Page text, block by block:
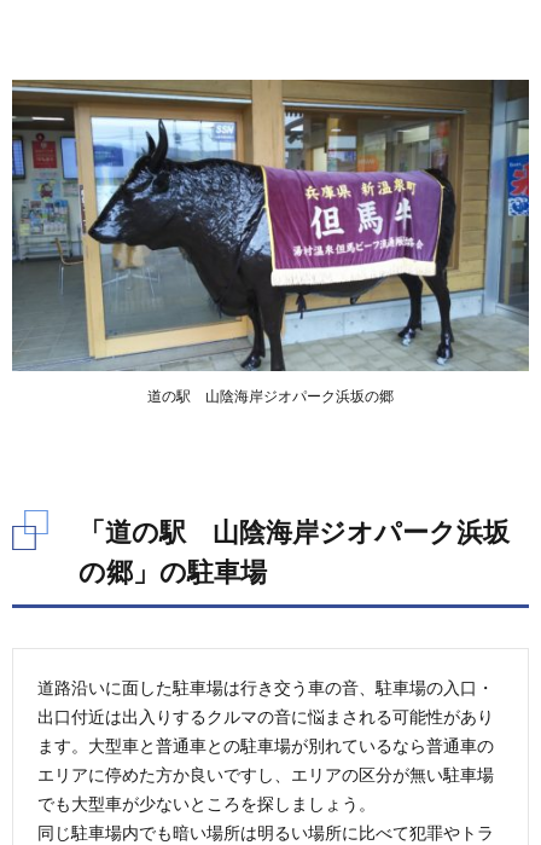
ク浜
坂の
郷」
のレ
スト
ラン
6.
「道
ジオ
の施
設
6.1.
「道の
陰海岸
ーク浜
坂の
郷」の
直売
所・お
土産物
屋
道の駅 山陰海岸ジオパーク浜坂の郷
「道の駅 山陰海岸ジオパーク浜坂
の郷」の駐車場
道路沿いに面した駐車場は行き交う車の音、駐車場の入口・
出口付近は出入りするクルマの音に悩まされる可能性があり
ます。大型車と普通車との駐車場が別れているなら普通車の
エリアに停めた方か良いですし、エリアの区分が無い駐車場
でも大型車が少ないところを探しましょう。
同じ駐車場内でも暗い場所は明るい場所に比べて犯罪やトラ